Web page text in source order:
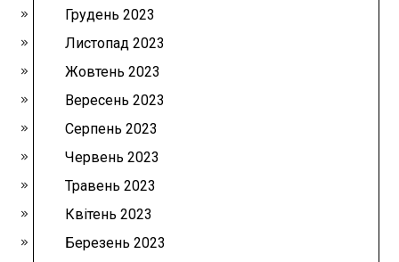
Грудень 2023
Листопад 2023
Жовтень 2023
Вересень 2023
Серпень 2023
Червень 2023
Травень 2023
Квітень 2023
Березень 2023